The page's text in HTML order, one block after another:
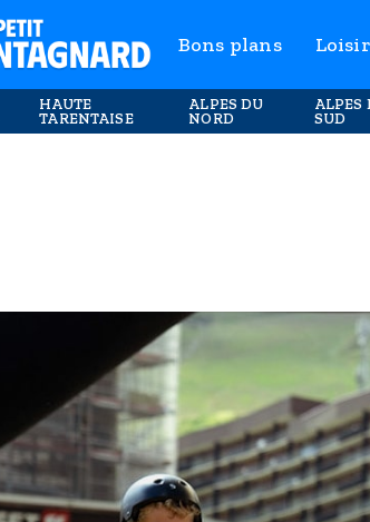
Bons plans
HAUTE
TARENTAISE
ALPES DU
NORD
ALPES
SUD